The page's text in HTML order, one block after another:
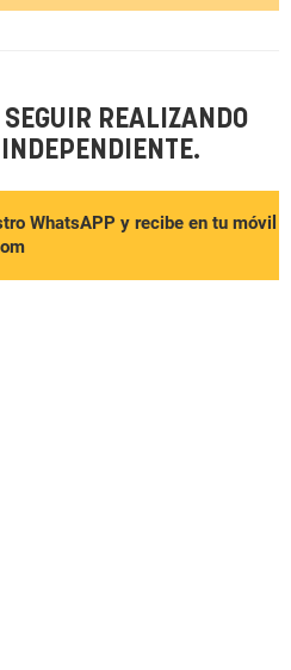
REALIZANDO
WhatsAPP y recibe en tu móvil